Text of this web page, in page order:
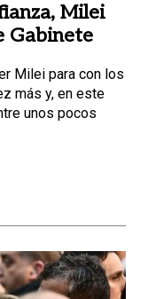
Milei
Gabinete
Milei para con los
más y, en este
unos pocos